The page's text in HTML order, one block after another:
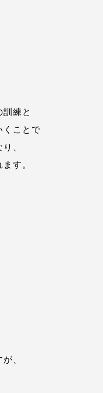
練と
くことで
、
す。
、